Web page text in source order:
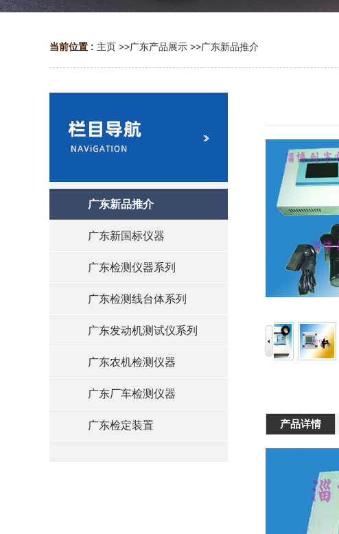
当前位置 : 主页 >>广东产品展示 >>广东新品推介
广东新品推介
广东新国标仪器
广东检测仪器系列
广东检测线台体系列
广东发动机测试仪系列
广东农机检测仪器
广东厂车检测仪器
广东检定装置 产品详情